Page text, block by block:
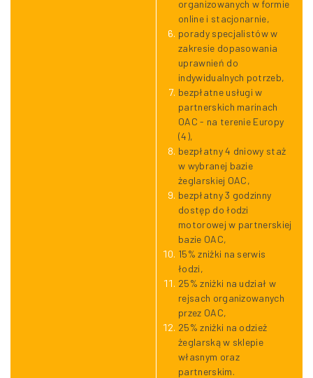
organizowanych w formie
online i stacjonarnie,
porady specjalistów w
zakresie dopasowania
uprawnień do
indywidualnych potrzeb,
bezpłatne usługi w
partnerskich marinach
OAC - na terenie Europy
(4),
bezpłatny 4 dniowy staż
w wybranej bazie
żeglarskiej OAC,
bezpłatny 3 godzinny
dostęp do łodzi
motorowej w partnerskiej
bazie OAC,
15% zniżki na serwis
łodzi,
25% zniżki na udział w
rejsach organizowanych
przez OAC,
25% zniżki na odzież
żeglarską w sklepie
własnym oraz
partnerskim.